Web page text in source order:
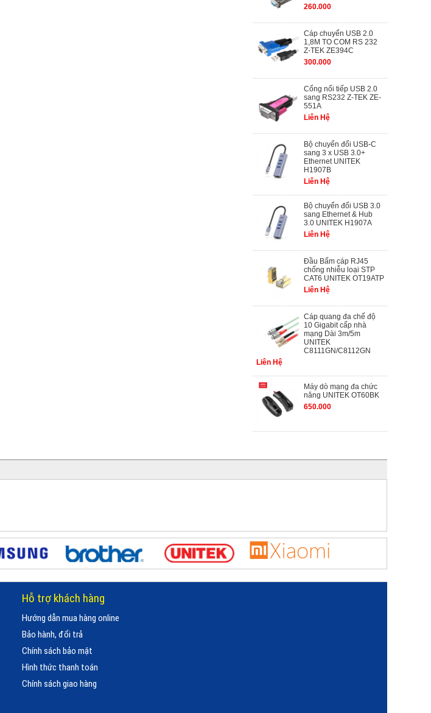
260.000
Cáp chuyển USB 2.0
1,8M TO COM RS 232
Z-TEK ZE394C
300.000
Cổng nối tiếp USB 2.0
sang RS232 Z-TEK ZE-
551A
Liên Hệ
Bộ chuyển đổi USB-C
sang 3 x USB 3.0+
Ethernet UNITEK
H1907B
Liên Hệ
Bộ chuyển đổi USB 3.0
sang Ethernet & Hub
3.0 UNITEK H1907A
Liên Hệ
Đầu Bấm cáp RJ45
chống nhiễu loại STP
CAT6 UNITEK OT19ATP
Liên Hệ
Cáp quang đa chế độ
10 Gigabit cấp nhà
mạng Dài 3m/5m
UNITEK
C8111GN/C8112GN
Liên Hệ
Máy dò mạng đa chức
năng UNITEK OT60BK
650.000
Hỗ trợ khách hàng
Hướng dẫn mua hàng online
Bảo hành, đổi trả
Chính sách bảo mật
Hình thức thanh toán
Chính sách giao hàng